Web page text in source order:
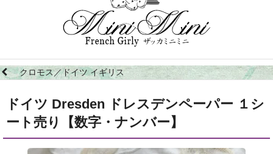
クロモス／ドイツ イギリス
ドイツ Dresden ドレスデンペーパー １シ
ート売り【数字・ナンバー】